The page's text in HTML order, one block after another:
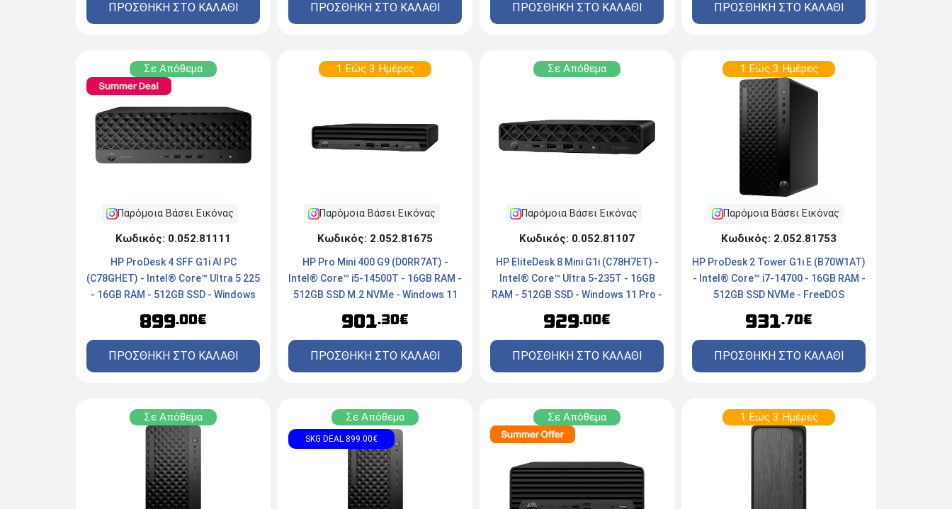
ΠΡΟΣΘΗΚΗ ΣΤΟ ΚΑΛΑΘΙ ΠΡΟΣΘΗΚΗ ΣΤΟ ΚΑΛΑΘΙ ΠΡΟΣΘΗΚΗ ΣΤΟ ΚΑΛΑΘΙ ΠΡΟΣΘΗΚΗ ΣΤΟ ΚΑΛΑΘΙ
Σε Απόθεμα
Παρόμοια Βάσει Εικόνας
Κωδικός: 0.052.81111
HP ProDesk 4 SFF G1i AI PC
(C78GHET) - Intel® Core™ Ultra 5 225
- 16GB RAM - 512GB SSD - Windows
899.00€
ΠΡΟΣΘΗΚΗ ΣΤΟ ΚΑΛΑΘΙ
1 Εώς 3 Ημέρες
Παρόμοια Βάσει Εικόνας
Κωδικός: 2.052.81675
HP Pro Mini 400 G9 (D0RR7AT) -
Intel® Core™ i5-14500T - 16GB RAM -
512GB SSD M.2 NVMe - Windows 11
901.30€
ΠΡΟΣΘΗΚΗ ΣΤΟ ΚΑΛΑΘΙ
Σε Απόθεμα
Παρόμοια Βάσει Εικόνας
Κωδικός: 0.052.81107
HP EliteDesk 8 Mini G1i (C78H7ET) -
Intel® Core™ Ultra 5-235T - 16GB
RAM - 512GB SSD - Windows 11 Pro -
929.00€
ΠΡΟΣΘΗΚΗ ΣΤΟ ΚΑΛΑΘΙ
1 Εώς 3 Ημέρες
Παρόμοια Βάσει Εικόνας
Κωδικός: 2.052.81753
HP ProDesk 2 Tower G1i E (B70W1AT)
- Intel® Core™ i7-14700 - 16GB RAM -
512GB SSD NVMe - FreeDOS
931.70€
ΠΡΟΣΘΗΚΗ ΣΤΟ ΚΑΛΑΘΙ
Σε Απόθεμα Σε Απόθεμα
SKG DEAL 899.00€
Σε Απόθεμα 1 Εώς 3 Ημέρες